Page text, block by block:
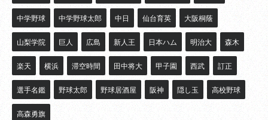
中学野球 中学野球太郎 中日 仙台育英 大阪桐蔭
山梨学院 巨人 広島 新人王 日本ハム 明治大 森木
楽天 横浜 滞空時間 田中将大 甲子園 西武 訂正
選手名鑑 野球太郎 野球居酒屋 阪神 隠し玉 高校野球
高森勇旗